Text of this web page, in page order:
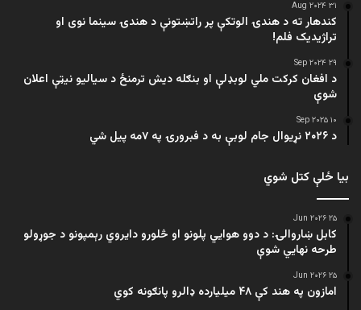
۳۱ Aug ۲۰۲۴
کندهار ته د هندۍ الوتکې پر راتښتونې د هندۍ سینما نوی او
تراژيديک فلم!
۲۹ Sep ۲۰۲۴
د افغان کرکت ملي لوبډلې او بنګله دیش ترمنځ د سیالیو نیټې اعلان
شوې
۱۰ Sep ۲۰۲۵
د ۲۰۲۶ نړیوال جام لوبې به د فبرورۍ په ۷مه پیل شي
بیا ځلې کتل شوي
۲۵ Jun ۲۰۲۶
کابل ښاروالۍ: د دوو هوايي پلونو او څلورو دایروي رېمپونو د جوړولو
طرحه نهایي شوې
۲۵ Jun ۲۰۲۶
امازون په هند کې ۴۸ میلیارده ډالرو پانګونه کوي